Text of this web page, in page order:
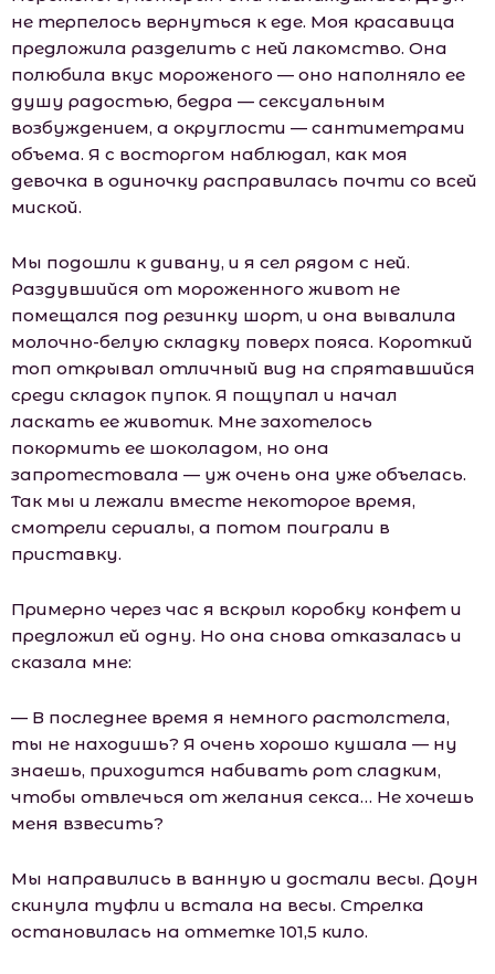
не терпелось вернуться к еде. Моя красавица
предложила разделить с ней лакомство. Она
полюбила вкус мороженого — оно наполняло ее
душу радостью, бедра — сексуальным
возбуждением, а округлости — сантиметрами
объема. Я с восторгом наблюдал, как моя
девочка в одиночку расправилась почти со всей
миской.
Мы подошли к дивану, и я сел рядом с ней.
Раздувшийся от мороженного живот не
помещался под резинку шорт, и она вывалила
молочно-белую складку поверх пояса. Короткий
топ открывал отличный вид на спрятавшийся
среди складок пупок. Я пощупал и начал
ласкать ее животик. Мне захотелось
покормить ее шоколадом, но она
запротестовала — уж очень она уже объелась.
Так мы и лежали вместе некоторое время,
смотрели сериалы, а потом поиграли в
приставку.
Примерно через час я вскрыл коробку конфет и
предложил ей одну. Но она снова отказалась и
сказала мне:
— В последнее время я немного растолстела,
ты не находишь? Я очень хорошо кушала — ну
знаешь, приходится набивать рот сладким,
чтобы отвлечься от желания секса… Не хочешь
меня взвесить?
Мы направились в ванную и достали весы. Доун
скинула туфли и встала на весы. Стрелка
остановилась на отметке 101,5 кило.